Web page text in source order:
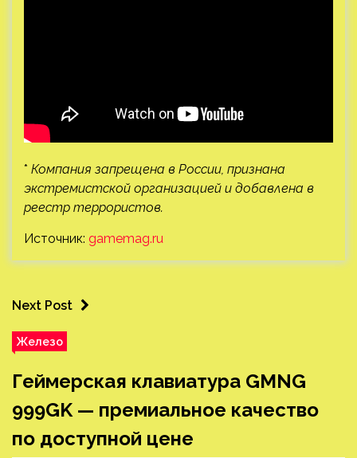
* Компания запрещена в России, признана
экстремистской организацией и добавлена в
реестр террористов.
Источник: gamemag.ru
Next Post
Железо
Геймерская клавиатура GMNG
999GK — премиальное качество
по доступной цене